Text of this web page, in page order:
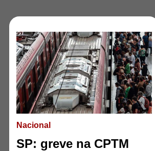
Nacional
SP: greve na CPTM